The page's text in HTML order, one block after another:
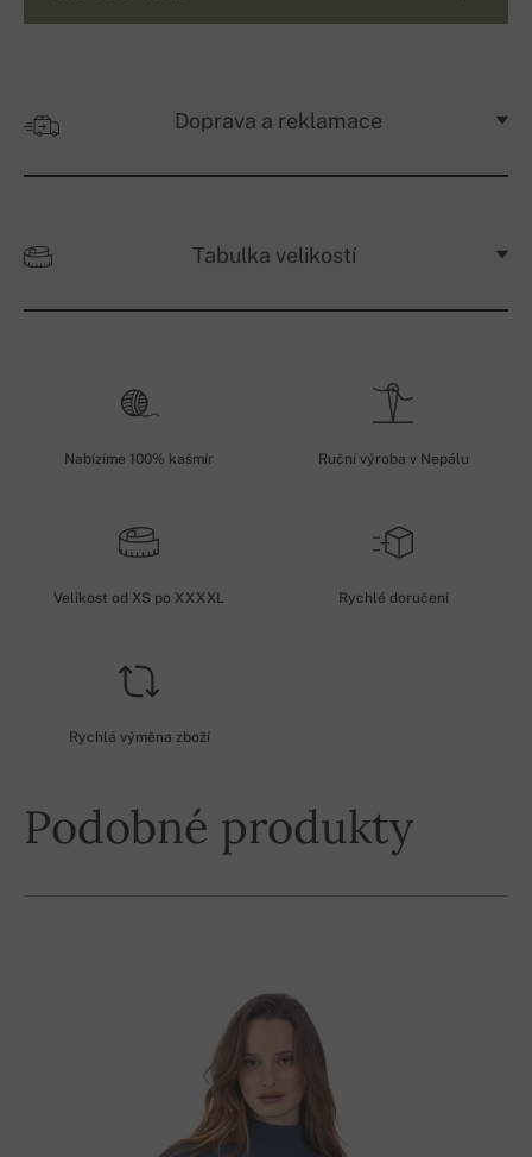
Doprava a reklamace
Tabulka velikostí
Nabízíme 100% kašmír Ruční výroba v Nepálu
Velikost od XS po XXXXL Rychlé doručení
Rychlá výměna zboží
Podobné produkty